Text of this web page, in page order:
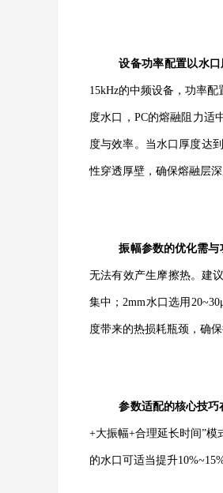
设备功率配置以水
15kHz的中频设备，功率配
度水口，PC的熔融阻力适
度与效率。当水口厚度达到
性穿透厚壁，确保熔融层
振幅参数的优化需
无法有效产生摩擦热。建
集中；2mm水口选用
度带来的热损耗瓶颈，确
参数适配的核心技巧
+大振幅+合理延长时间”
的水口可适当提升